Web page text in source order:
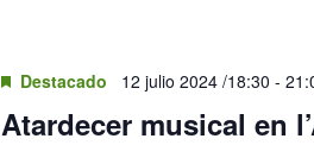
Atardecer musical en
Destacado 12 julio 2024 /18:30 -